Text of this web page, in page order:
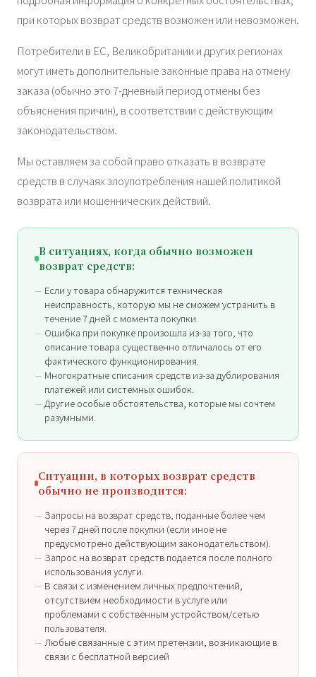
при которых возврат средств возможен или невозможен.
Потребители в ЕС, Великобритании и других регионах
могут иметь дополнительные законные права на отмену
заказа (обычно это 7-дневный период отмены без
объяснения причин), в соответствии с действующим
законодательством.
Мы оставляем за собой право отказать в возврате
средств в случаях злоупотребления нашей политикой
возврата или мошеннических действий.
В ситуациях, когда обычно возможен
возврат средств:
Если у товара обнаружится техническая
неисправность, которую мы не сможем устранить в
течение 7 дней с момента покупки.
Ошибка при покупке произошла из-за того, что
описание товара существенно отличалось от его
фактического функционирования.
Многократные списания средств из-за дублирования
платежей или системных ошибок.
Другие особые обстоятельства, которые мы сочтем
разумными.
Ситуации, в которых возврат средств
обычно не производится:
Запросы на возврат средств, поданные более чем
через 7 дней после покупки (если иное не
предусмотрено действующим законодательством).
Запрос на возврат средств подается после полного
использования услуги.
В связи с изменением личных предпочтений,
отсутствием необходимости в услуге или
проблемами с собственным устройством/сетью
пользователя.
Любые связанные с этим претензии, возникающие в
связи с бесплатной версией